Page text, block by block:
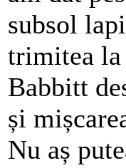
subsol
trimitea
Babbitt
și
Nu aș